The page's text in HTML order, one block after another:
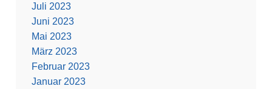
Juli 2023
Juni 2023
Mai 2023
März 2023
Februar 2023
Januar 2023